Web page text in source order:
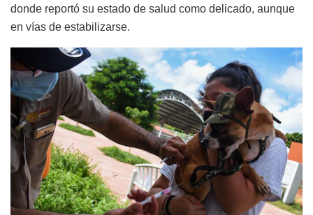
donde reportó su estado de salud como delicado, aunque
en vías de estabilizarse.